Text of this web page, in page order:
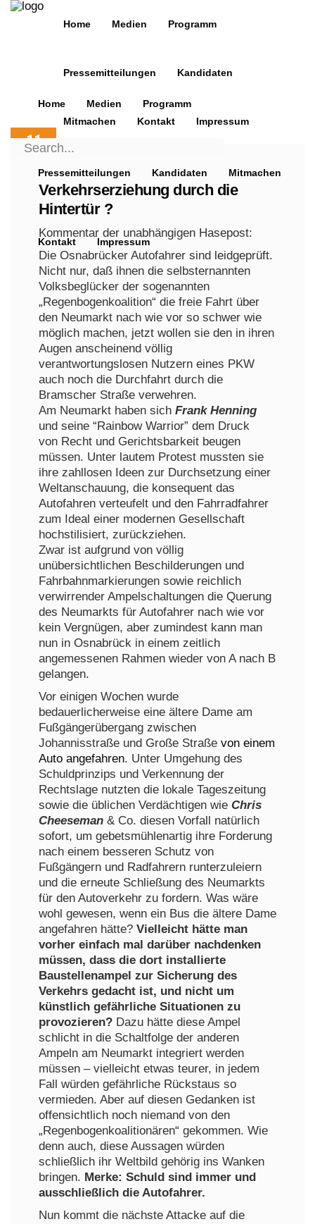
Home Medien Programm
Pressemitteilungen Kandidaten Mitmachen
Kontakt Impressum
Search
Home Medien Programm
Pressemitteilungen Kandidaten
Mitmachen Kontakt Impressum
11
JUNI
2016
Verkehrserziehung durch die
Hintertür ?
Kommentar der unabhängigen Hasepost:
Die Osnabrücker Autofahrer sind leidgeprüft.
Nicht nur, daß ihnen die selbsternannten
Volksbeglücker der sogenannten
„Regenbogenkoalition“ die freie Fahrt über
den Neumarkt nach wie vor so schwer wie
möglich machen, jetzt wollen sie den in ihren
Augen anscheinend völlig
verantwortungslosen Nutzern eines PKW
auch noch die Durchfahrt durch die
Bramscher Straße verwehren.
Am Neumarkt haben sich Frank Henning
und seine “Rainbow Warrior” dem Druck
von Recht und Gerichtsbarkeit beugen
müssen. Unter lautem Protest mussten sie
ihre zahllosen Ideen zur Durchsetzung einer
Weltanschauung, die konsequent das
Autofahren verteufelt und den Fahrradfahrer
zum Ideal einer modernen Gesellschaft
hochstilisiert, zurückziehen.
Zwar ist aufgrund von völlig
unübersichtlichen Beschilderungen und
Fahrbahnmarkierungen sowie reichlich
verwirrender Ampelschaltungen die Querung
des Neumarkts für Autofahrer nach wie vor
kein Vergnügen, aber zumindest kann man
nun in Osnabrück in einem zeitlich
angemessenen Rahmen wieder von A nach B
gelangen.
Vor einigen Wochen wurde
bedauerlicherweise eine ältere Dame am
Fußgängerübergang zwischen
Johannisstraße und Große Straße von einem
Auto angefahren. Unter Umgehung des
Schuldprinzips und Verkennung der
Rechtslage nutzten die lokale Tageszeitung
sowie die üblichen Verdächtigen wie Chris
Cheeseman & Co. diesen Vorfall natürlich
sofort, um gebetsmühlenartig ihre Forderung
nach einem besseren Schutz von
Fußgängern und Radfahrern runterzuleiern
und die erneute Schließung des Neumarkts
für den Autoverkehr zu fordern. Was wäre
wohl gewesen, wenn ein Bus die ältere Dame
angefahren hätte? Vielleicht hätte man
vorher einfach mal darüber nachdenken
müssen, dass die dort installierte
Baustellenampel zur Sicherung des
Verkehrs gedacht ist, und nicht um
künstlich gefährliche Situationen zu
provozieren? Dazu hätte diese Ampel
schlicht in die Schaltfolge der anderen
Ampeln am Neumarkt integriert werden
müssen – vielleicht etwas teurer, in jedem
Fall würden gefährliche Rückstaus so
vermieden. Aber auf diesen Gedanken ist
offensichtlich noch niemand von den
„Regenbogenkoalitionären“ gekommen. Wie
denn auch, diese Aussagen würden
schließlich ihr Weltbild gehörig ins Wanken
bringen. Merke: Schuld sind immer und
ausschließlich die Autofahrer.
Nun kommt die nächste Attacke auf die